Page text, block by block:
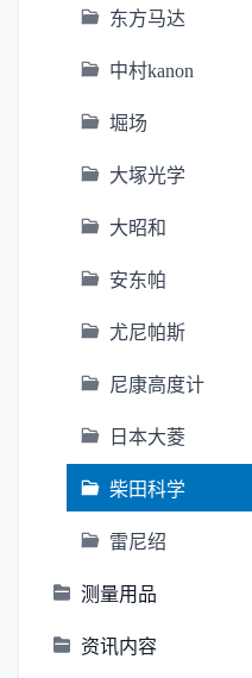
东方马达
中村kanon
堀场
大塚光学
大昭和
安东帕
尤尼帕斯
尼康高度计
日本大菱
柴田科学
雷尼绍
测量用品
资讯内容